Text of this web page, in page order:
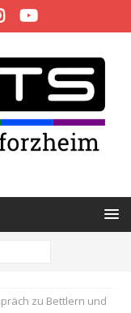
zu Bettlern und